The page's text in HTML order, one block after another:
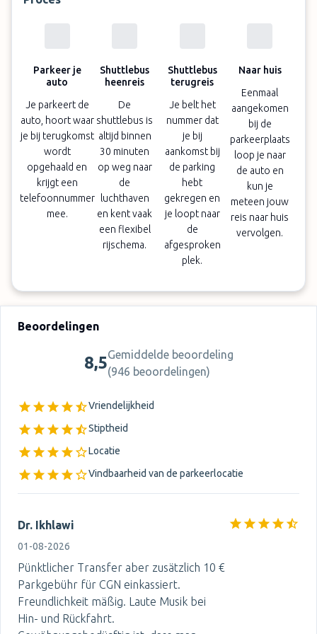
te worden
Parkeer je
auto
Je parkeert de
auto, hoort waar
je bij terugkomst
wordt
opgehaald en
krijgt een
telefoonnummer
mee.
Shuttlebus
heenreis
De
shuttlebus is
altijd binnen
30 minuten
op weg naar
de
luchthaven
en kent vaak
een flexibel
rijschema.
Shuttlebus
terugreis
Je belt het
nummer dat
je bij
aankomst bij
de parking
hebt
gekregen en
je loopt naar
de
afgesproken
plek.
Naar huis
Eenmaal
aangekomen
bij de
parkeerplaats
loop je naar
de auto en
kun je
meteen jouw
reis naar huis
vervolgen.
Beoordelingen
8,5Gemiddelde beoordeling
(946 beoordelingen)
Vriendelijkheid
Stiptheid
Locatie
Vindbaarheid van de parkeerlocatie
Dr. Ikhlawi
01-08-2026
Pünktlicher Transfer aber zusätzlich 10 €
Parkgebühr für CGN einkassiert.
Freundlichkeit mäßig. Laute Musik bei
Hin- und Rückfahrt.